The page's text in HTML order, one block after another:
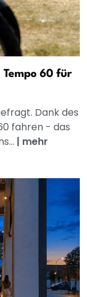
60 für
Dank des
fahren - das
| mehr